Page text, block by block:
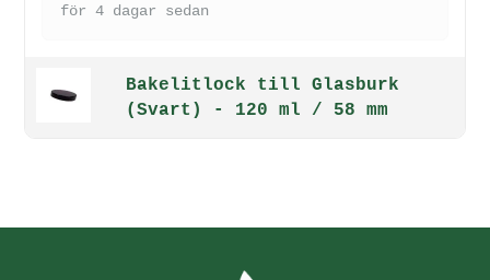
för 4 dagar sedan
Bakelitlock till Glasburk
(Svart) - 120 ml / 58 mm